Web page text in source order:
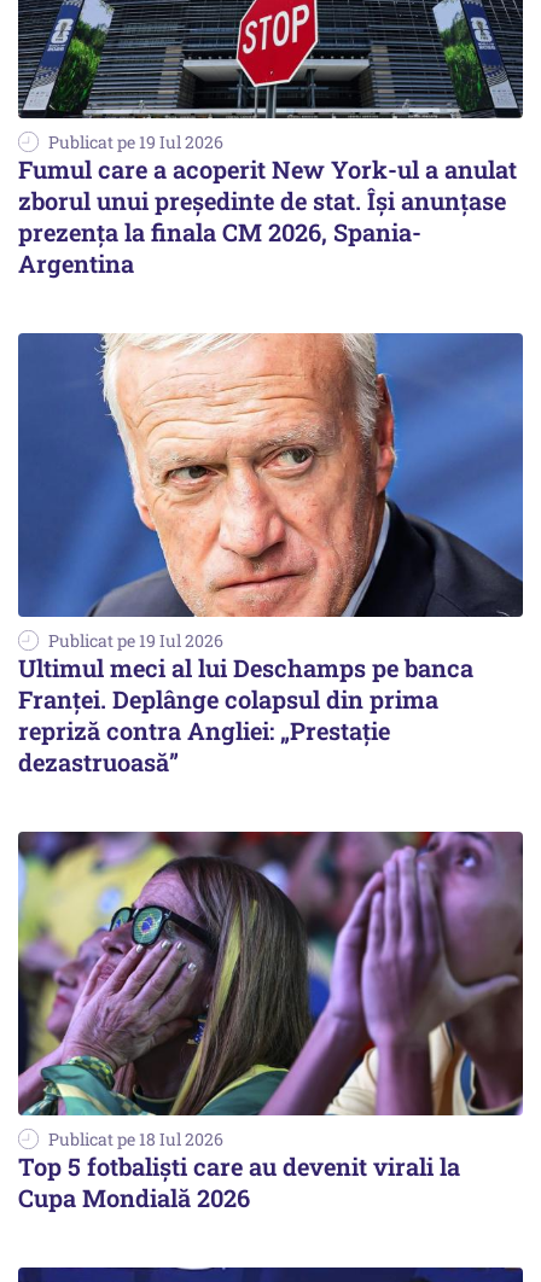
Publicat pe 19 Iul 2026
Fumul care a acoperit New York-ul a anulat
zborul unui președinte de stat. Își anunțase
prezența la finala CM 2026, Spania-
Argentina
Publicat pe 19 Iul 2026
Ultimul meci al lui Deschamps pe banca
Franţei. Deplânge colapsul din prima
repriză contra Angliei: „Prestaţie
dezastruoasă”
Publicat pe 18 Iul 2026
Top 5 fotbaliști care au devenit virali la
Cupa Mondială 2026